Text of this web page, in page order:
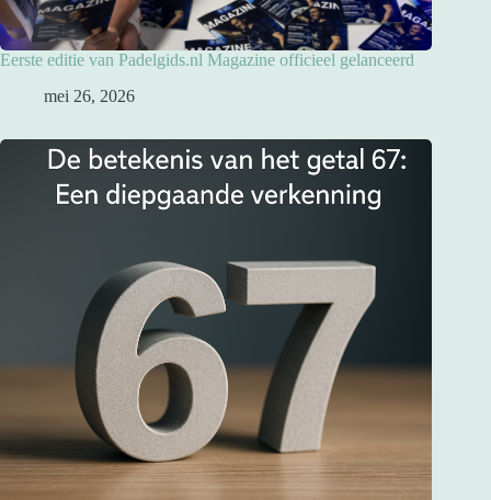
Eerste editie van Padelgids.nl Magazine officieel gelanceerd
mei 26, 2026